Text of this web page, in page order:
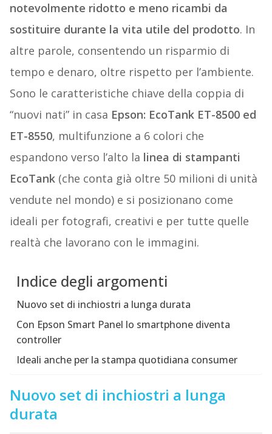
notevolmente ridotto e meno ricambi da
sostituire durante la vita utile del prodotto. In
altre parole, consentendo un risparmio di
tempo e denaro, oltre rispetto per l’ambiente.
Sono le caratteristiche chiave della coppia di
“nuovi nati” in casa Epson: EcoTank ET-8500 ed
ET-8550, multifunzione a 6 colori che
espandono verso l’alto la linea di stampanti
EcoTank(che conta già oltre 50 milioni di unità
vendute nel mondo) e si posizionano come
ideali per fotografi, creativi e per tutte quelle
realtà che lavorano con le immagini.
Indice degli argomenti
Nuovo set di inchiostri a lunga durata
Con Epson Smart Panel lo smartphone diventa
controller
Ideali anche per la stampa quotidiana consumer
Nuovo set di inchiostri a lunga
durata